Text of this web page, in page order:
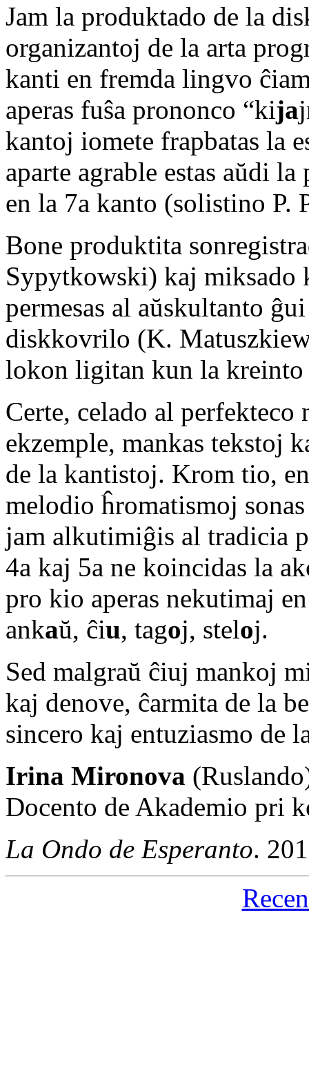
Jam la produktado de la
organizantoj de la arta
kanti en fremda lingvo
aperas fuŝa prononco “kija
kantoj iomete frapbatas la
aparte agrable estas aŭdi
en la 7a kanto (solistino P.
Bone produktita
Sypytkowski) kaj
permesas al aŭskultanto
diskkovrilo (K.
lokon ligitan kun la
Certe, celado al
ekzemple, mankas tekstoj
de la kantistoj. Krom tio,
melodio ĥromatismoj
jam alkutimiĝis al tradicia
4a kaj 5a ne koincidas la
pro kio aperas nekutimaj
ankaŭ, ĉiu, tagoj, steloj.
Sed malgraŭ ĉiuj mankoj
kaj denove, ĉarmita de la
sincero kaj entuziasmo de
Irina Mironova
Docento de Akademio pri
La Ondo de Esperanto.